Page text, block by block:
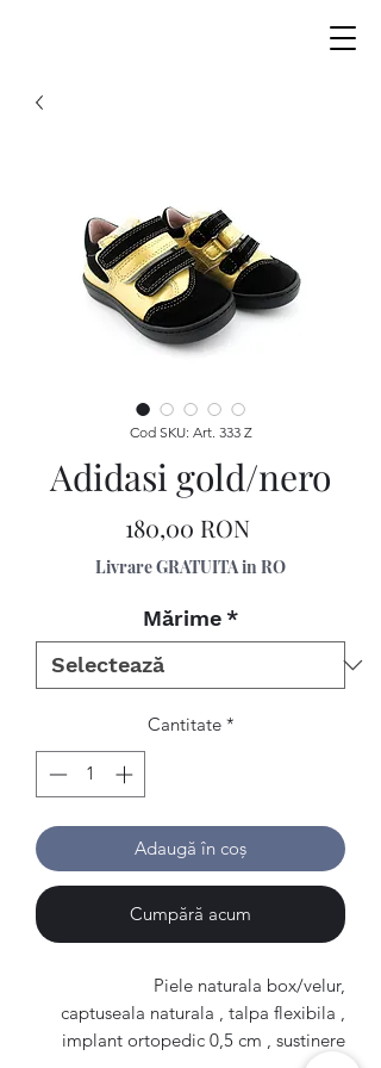
Cod SKU: Art. 333 Z
Adidasi gold/nero
180,00 RONPreț
Livrare GRATUITA in RO
Mărime *
Cantitate *
Adaugă în coș
Cumpără acum
Piele naturala box/velur,
captuseala naturala , talpa flexibila ,
implant ortopedic 0,5 cm , sustinere